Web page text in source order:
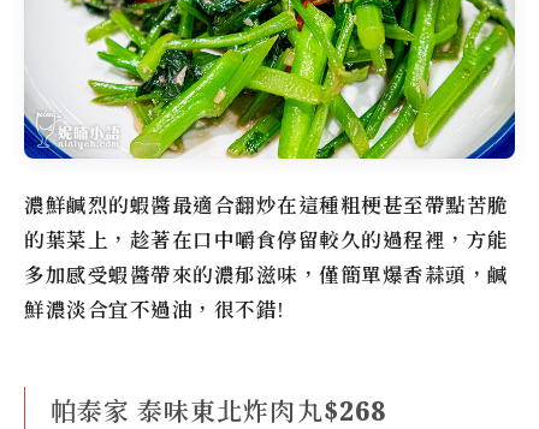
濃鮮鹹烈的蝦醬最適合翻炒在這種粗梗甚至帶點苦脆
的葉菜上，趁著在口中嚼食停留較久的過程裡，方能
多加感受蝦醬帶來的濃郁滋味，僅簡單爆香蒜頭，鹹
鮮濃淡合宜不過油，很不錯!
帕泰家 泰味東北炸肉丸$268